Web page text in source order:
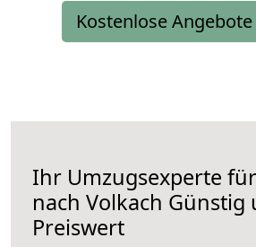
Kostenlose
Ihr Umzugsexperte
nach Volkach Günstig
Preiswert